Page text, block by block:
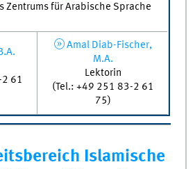
Zentrums für Arabische Sprache
61
Amal Diab-Fischer,
M.A.
Lektorin
(Tel.: +49 251 83-2 61
75)
Islamische